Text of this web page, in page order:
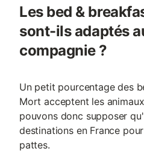
Les bed &
sont-ils adaptés
compagnie ?
Un petit pourcentage des
Mort acceptent les
pouvons donc supposer
destinations en France
pattes.